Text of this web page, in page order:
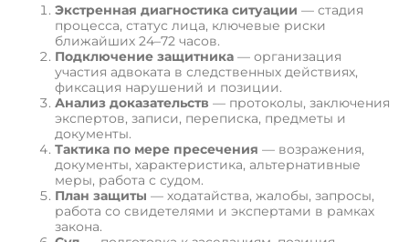
Экстренная диагностика ситуации — стадия
процесса, статус лица, ключевые риски
ближайших 24–72 часов.
Подключение защитника — организация
участия адвоката в следственных действиях,
фиксация нарушений и позиции.
Анализ доказательств — протоколы, заключения
экспертов, записи, переписка, предметы и
документы.
Тактика по мере пресечения — возражения,
документы, характеристика, альтернативные
меры, работа с судом.
План защиты — ходатайства, жалобы, запросы,
работа со свидетелями и экспертами в рамках
закона.